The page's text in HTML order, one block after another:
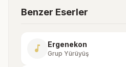
Benzer Eserler
music_note Ergenekon
Grup Yürüyüş